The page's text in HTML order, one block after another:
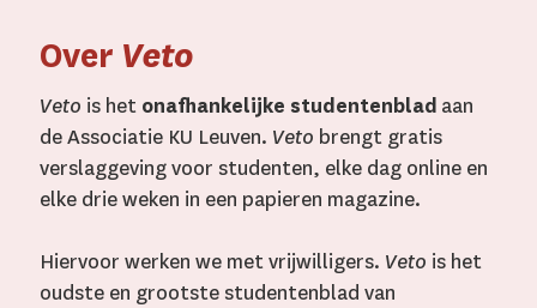
Over Veto
Veto is het onafhankelijke studentenblad aan
de Associatie KU Leuven. Veto brengt gratis
verslaggeving voor studenten, elke dag online en
elke drie weken in een papieren magazine.
Hiervoor werken we met vrijwilligers. Veto is het
oudste en grootste studentenblad van